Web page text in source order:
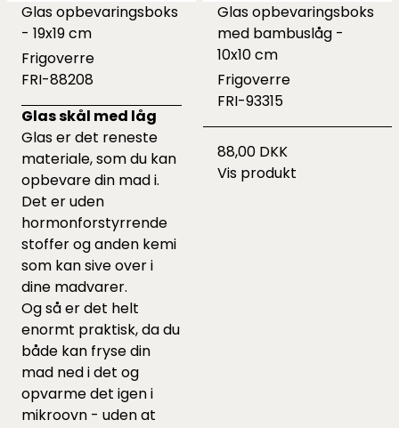
Glas opbevaringsboks
- 19x19 cm
Frigoverre
FRI-88208
Glas skål med låg
Glas er det reneste
materiale, som du kan
opbevare din mad i.
Det er uden
hormonforstyrrende
stoffer og anden kemi
som kan sive over i
dine madvarer.
Og så er det helt
enormt praktisk, da du
både kan fryse din
mad ned i det og
opvarme det igen i
mikroovn - uden at
Glas opbevaringsboks
med bambuslåg -
10x10 cm
Frigoverre
FRI-93315
88,00 DKK
Vis produkt